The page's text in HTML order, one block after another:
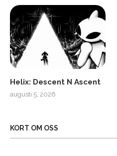
Helix: Descent N Ascent
augusti 5, 2026
KORT OM OSS